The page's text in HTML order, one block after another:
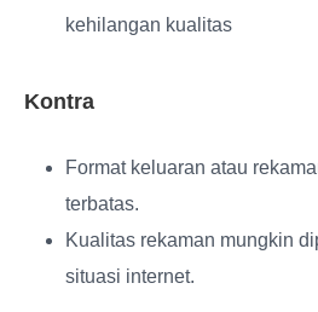
kehilangan kualitas
Kontra
Format keluaran atau
terbatas.
Kualitas rekaman mungkin
situasi internet.